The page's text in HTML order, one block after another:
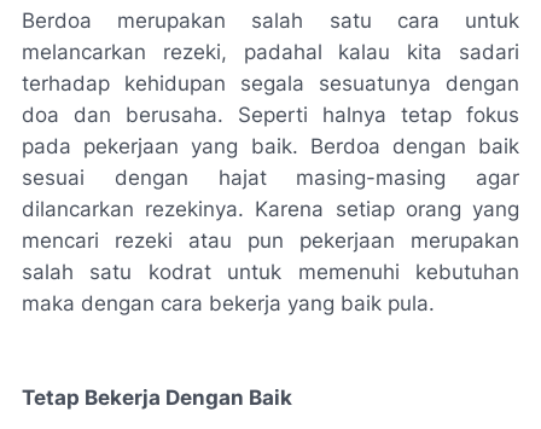
Berdoa merupakan salah satu cara untuk
melancarkan rezeki, padahal kalau kita sadari
terhadap kehidupan segala sesuatunya dengan
doa dan berusaha. Seperti halnya tetap fokus
pada pekerjaan yang baik. Berdoa dengan baik
sesuai dengan hajat masing-masing agar
dilancarkan rezekinya. Karena setiap orang yang
mencari rezeki atau pun pekerjaan merupakan
salah satu kodrat untuk memenuhi kebutuhan
maka dengan cara bekerja yang baik pula.
Tetap Bekerja Dengan Baik